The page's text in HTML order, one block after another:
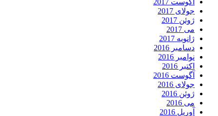
جولای 2017
ژوئن 2017
می 2017
ژانویه 2017
دسامبر 2016
نوامبر 2016
اکتبر 2016
آگوست 2016
جولای 2016
ژوئن 2016
می 2016
آوریل 2016